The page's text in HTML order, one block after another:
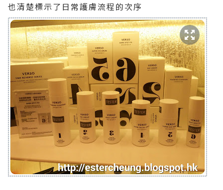
也清楚標示了日常護膚流程的次序